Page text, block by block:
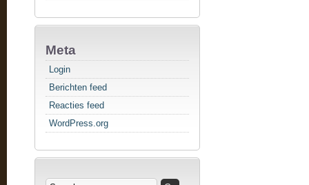
Meta
Login
Berichten feed
Reacties feed
WordPress.org